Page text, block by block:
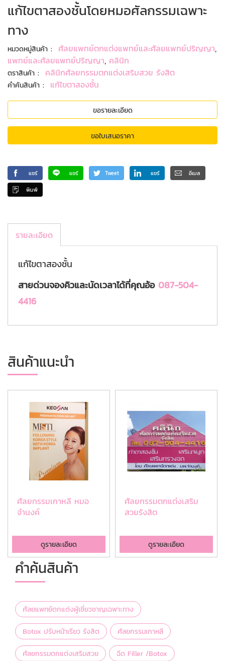
แก้ไขตาสองชั้นโดยหมอศัลกรรมเฉพาะ
ทาง
หมวดหมู่สินค้า : ศัลยแพทย์ตกแต่งแพทย์และศัลยแพทย์ปริญญา,
แพทย์และศัลยแพทย์ปริญญา, คลินิก
ตราสินค้า : คลินิกศัลยกรรมตกแต่งเสริมสวย รังสิต
คำค้นสินค้า : แก้ไขตาสองชั้น
ขอรายละเอียด
ขอใบเสนอราคา
แชร์ แชร์ Tweet แชร์ อีเมล
พิมพ์
รายละเอียด
แก้ไขตาสองชั้น
สายด่วนจองคิวและนัดเวลาได้ที่คุณอ้อ087-504-
4416
สินค้าแนะนำ
ศัลยกรรมเกาหลี หมอ
จำนงค์
ดูรายละเอียด
ศัลยกรรมตกแต่งเสริม
สวยรังสิต
ดูรายละเอียด
คำค้นสินค้า
ศัลยแพทย์ตกแต่งผู้เชี่ยวชาญเฉพาะทาง
Botox ปรับหน้าเรียว รังสิต ศัลยกรรมเกาหลี
ศัลยกรรมตกแต่งเสริมสวย ฉีด Filler /Botox